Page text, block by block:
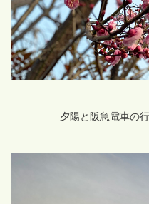
夕陽と阪急電車の